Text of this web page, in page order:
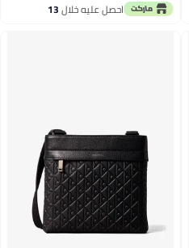
احصل عليه خلال13
اغسطس